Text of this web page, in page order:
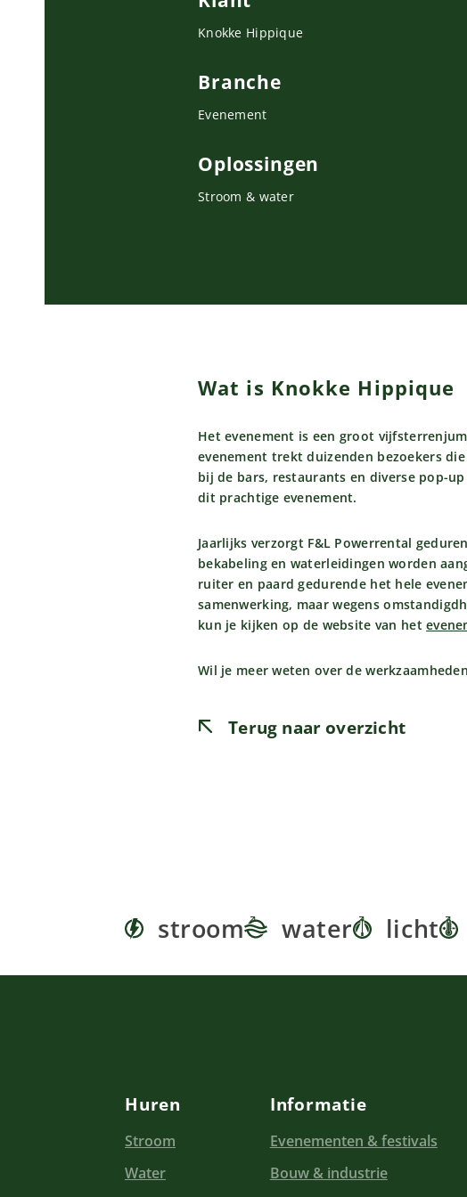
Knokke Hippique
Branche
Evenement
Oplossingen
Stroom & water
Wat is Knokke Hippique
Het evenement is een groot
evenement trekt duizenden bezoekers
bij de bars, restaurants en diverse pop-
dit prachtige evenement.
Jaarlijks verzorgt F&L Powerrental
bekabeling en waterleidingen worden
ruiter en paard gedurende het hele
samenwerking, maar wegens
kun je kijken op de website van het
Wil je meer weten over de
Terug naar overzicht
stroom water licht
Huren
Stroom
Water
Informatie
Evenementen & festivals
Bouw & industrie